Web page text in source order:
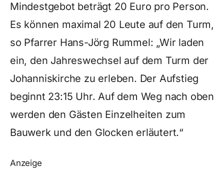
Mindestgebot beträgt 20 Euro pro Person.
Es können maximal 20 Leute auf den Turm,
so Pfarrer Hans-Jörg Rummel: „Wir laden
ein, den Jahreswechsel auf dem Turm der
Johanniskirche zu erleben. Der Aufstieg
beginnt 23:15 Uhr. Auf dem Weg nach oben
werden den Gästen Einzelheiten zum
Bauwerk und den Glocken erläutert.“
Anzeige